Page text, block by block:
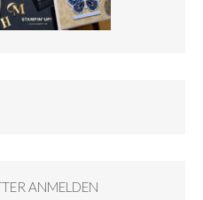
ANMELDEN